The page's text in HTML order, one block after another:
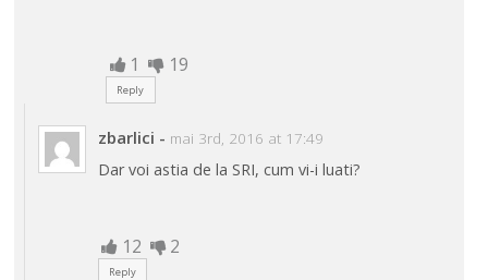
1 19
Reply
zbarlici - mai 3rd, 2016 at 17:49
Dar voi astia de la SRI, cum vi-i luati?
12 2
Reply